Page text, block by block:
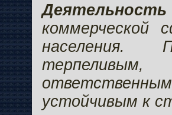
коммерческой
населения.
терпеливым,
устойчивым к